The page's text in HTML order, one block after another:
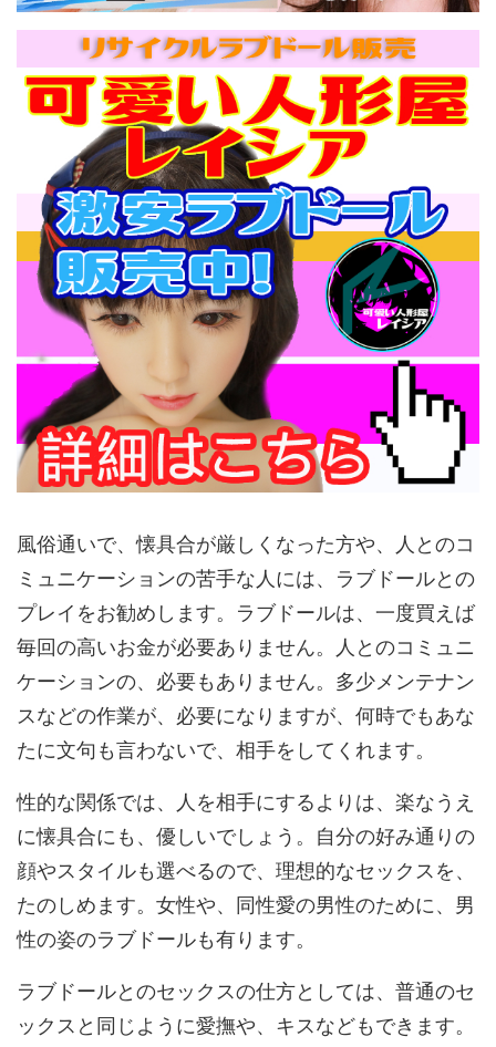
風俗通いで、懐具合が厳しくなった方や、人とのコ
ミュニケーションの苦手な人には、ラブドールとの
プレイをお勧めします。ラブドールは、一度買えば
毎回の高いお金が必要ありません。人とのコミュニ
ケーションの、必要もありません。多少メンテナン
スなどの作業が、必要になりますが、何時でもあな
たに文句も言わないで、相手をしてくれます。
性的な関係では、人を相手にするよりは、楽なうえ
に懐具合にも、優しいでしょう。自分の好み通りの
顔やスタイルも選べるので、理想的なセックスを、
たのしめます。女性や、同性愛の男性のために、男
性の姿のラブドールも有ります。
ラブドールとのセックスの仕方としては、普通のセ
ックスと同じように愛撫や、キスなどもできます。